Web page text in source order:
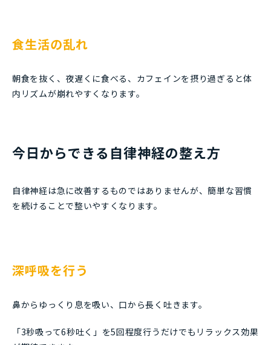
食生活の乱れ
朝食を抜く、夜遅くに食べる、カフェインを摂り過ぎると体
内リズムが崩れやすくなります。
今日からできる自律神経の整え方
自律神経は急に改善するものではありませんが、簡単な習慣
を続けることで整いやすくなります。
深呼吸を行う
鼻からゆっくり息を吸い、口から長く吐きます。
「3秒吸って6秒吐く」を5回程度行うだけでもリラックス効果